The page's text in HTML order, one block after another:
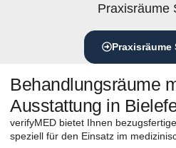
Praxisräume
Behandlungsräume
Ausstattung in
verifyMED bietet Ihnen
speziell für den Einsatz im